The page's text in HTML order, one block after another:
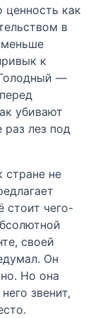
как
в
к
—
убивают
лез под
стране не
чего-
своей
Он
Но она
звенит,